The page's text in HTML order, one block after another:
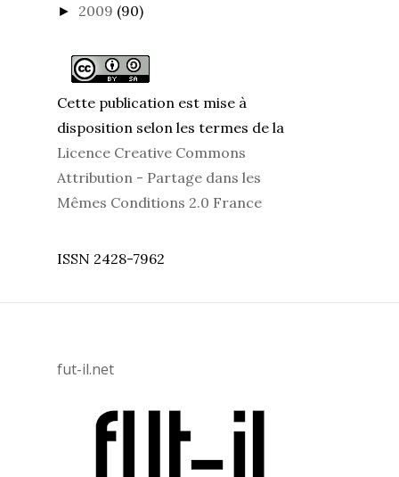
► 2009 (90)
Cette publication est mise à
disposition selon les termes de la
Licence Creative Commons
Attribution - Partage dans les
Mêmes Conditions 2.0 France
ISSN 2428-7962
fut-il.net